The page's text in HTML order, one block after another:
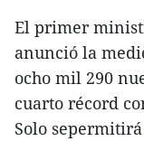
El primer
anunció la
ocho mil 290
cuarto récord
Solo